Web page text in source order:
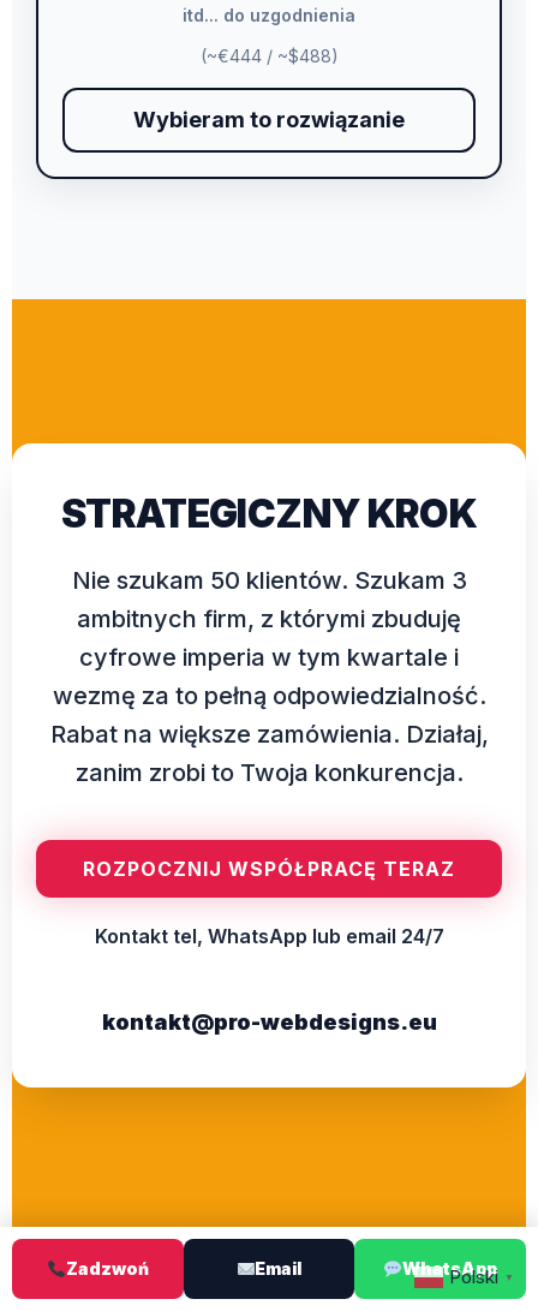
itd... do uzgodnienia
(~€444 / ~$488)
Wybieram to rozwiązanie
STRATEGICZNY KROK
Nie szukam 50 klientów. Szukam 3
ambitnych firm, z którymi zbuduję
cyfrowe imperia w tym kwartale i
wezmę za to pełną odpowiedzialność.
Rabat na większe zamówienia. Działaj,
zanim zrobi to Twoja konkurencja.
ROZPOCZNIJ WSPÓŁPRACĘ TERAZ
Kontakt tel, WhatsApp lub email 24/7
kontakt@pro-webdesigns.eu
Zadzwoń Email WhatsApp
Polski ▼